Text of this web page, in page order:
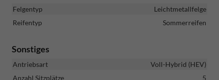
Felgentyp
Leichtmetallfelge
Reifentyp
Sommerreifen
Sonstiges
Antriebsart
Voll-Hybrid (HEV)
Anzahl Sitzplätze
5